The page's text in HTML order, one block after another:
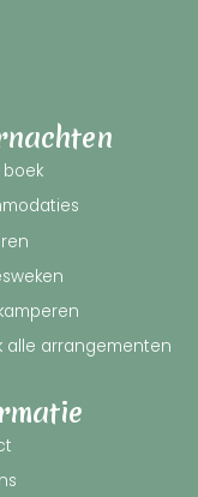
boek
alle arrangementen